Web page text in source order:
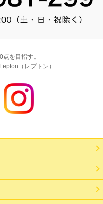
を目指す。
（レプトン）